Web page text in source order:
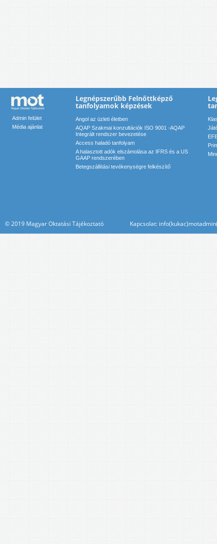
Admin felület
Média ajánlat
Legnépszerűbb Felnőttképző
tanfolyamok képzések
Angol az üzleti életben
AQAP Szakmai konzultációk ISO 9001 -AQAP
Integrált rendszer bevezetése
Access haladó tanfolyam
A halasztott adók elszámolása az IFRS és a US
GAAP rendszerében
Betegszállítási tevékenységre felkészítő
© 2019 Magyar Oktatási Tájékoztató Kapcsolat: